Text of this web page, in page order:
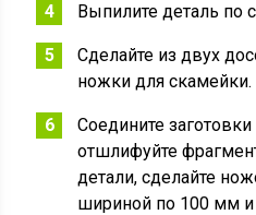
Выпилите деталь по
Сделайте из двух
ножки для скамейки.
Соедините
отшлифуйте
детали, сделайте
шириной по 100 мм